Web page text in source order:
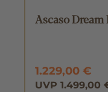
Ascaso
1.229,00 €
UVP 1.499,00